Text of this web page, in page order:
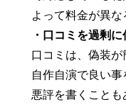
よって料金が異な
・口コミを過剰
口コミは、偽装が
自作自演で良い
悪評を書くこと